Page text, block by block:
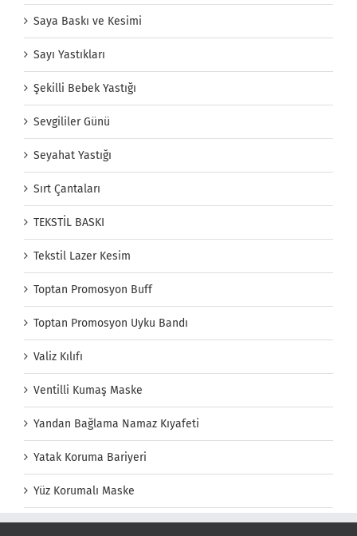
Saya Baskı ve Kesimi
Sayı Yastıkları
Şekilli Bebek Yastığı
Sevgililer Günü
Seyahat Yastığı
Sırt Çantaları
TEKSTİL BASKI
Tekstil Lazer Kesim
Toptan Promosyon Buff
Toptan Promosyon Uyku Bandı
Valiz Kılıfı
Ventilli Kumaş Maske
Yandan Bağlama Namaz Kıyafeti
Yatak Koruma Bariyeri
Yüz Korumalı Maske